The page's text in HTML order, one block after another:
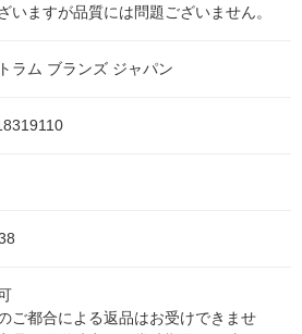
いますが品質には問題ございません。
ラム ブランズ ジャパン
ご都合による返品はお受けできませ